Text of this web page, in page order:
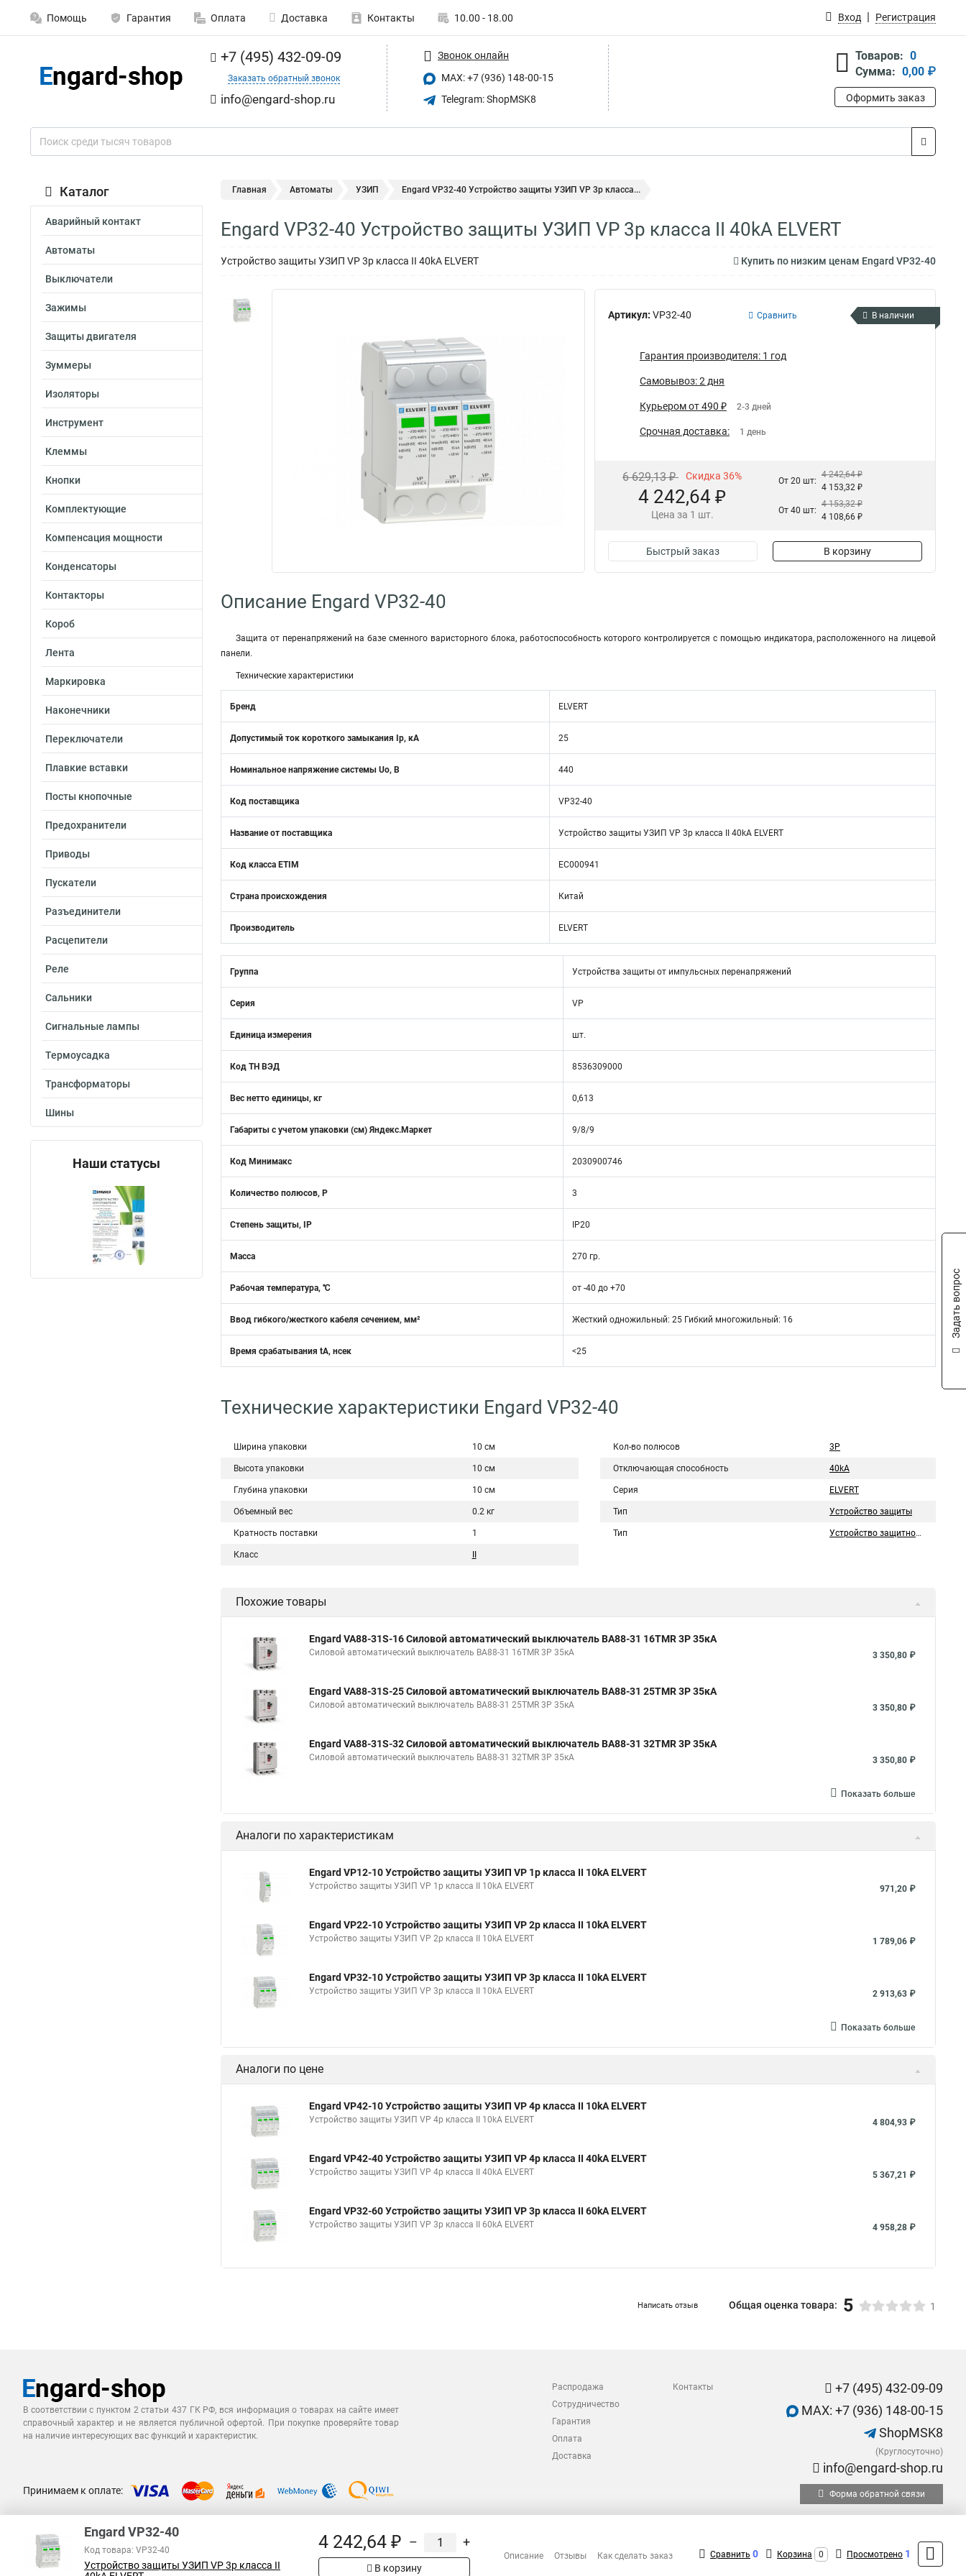
Помощь Гарантия Оплата Доставка Контакты 10.00 - 18.00 Вход Регистрация
+7 (495) 432-09-09
Заказать обратный звонок
info@engard-shop.ru
Звонок онлайн
MAX: +7 (936) 148-00-15
Telegram: ShopMSK8
Товаров: 0
Сумма: 0,00 ₽
Оформить заказ
Каталог
Аварийный контакт
Автоматы
Выключатели
Зажимы
Защиты двигателя
Зуммеры
Изоляторы
Инструмент
Клеммы
Кнопки
Комплектующие
Компенсация мощности
Конденсаторы
Контакторы
Короб
Лента
Маркировка
Наконечники
Переключатели
Плавкие вставки
Посты кнопочные
Предохранители
Приводы
Пускатели
Разъединители
Расцепители
Реле
Сальники
Сигнальные лампы
Термоусадка
Трансформаторы
Шины
Наши статусы
Главная Автоматы УЗИП Engard VP32-40 Устройство защиты УЗИП VP 3р класса...
Engard VP32-40 Устройство защиты УЗИП VP 3р класса II 40kA ELVERT
Устройство защиты УЗИП VP 3р класса II 40kA ELVERT Купить по низким ценам Engard VP32-40
Артикул: VP32-40 Сравнить В наличии
Гарантия производителя: 1 год
Самовывоз: 2 дня
Курьером от 490 ₽ 2-3 дней
Срочная доставка: 1 день
6 629,13 ₽ Скидка 36%
4 242,64 ₽
Цена за 1 шт.
От 20 шт:
4 242,64 ₽
4 153,32 ₽
От 40 шт:
4 153,32 ₽
4 108,66 ₽
Быстрый заказ В корзину
Описание Engard VP32-40
Защита от перенапряжений на базе сменного варисторного блока, работоспособность которого контролируется с помощью индикатора, расположенного на лицевой
панели.
Технические характеристики
Бренд ELVERT
Допустимый ток короткого замыкания Ip, кА 25
Номинальное напряжение системы Uo, В 440
Код поставщика VP32-40
Название от поставщика Устройство защиты УЗИП VP 3р класса II 40kA ELVERT
Код класса ETIM EC000941
Страна происхождения Китай
Производитель ELVERT
Группа Устройства защиты от импульсных перенапряжений
Серия VP
Единица измерения шт.
Код ТН ВЭД 8536309000
Вес нетто единицы, кг 0,613
Габариты с учетом упаковки (см) Яндекс.Маркет 9/8/9
Код Минимакс 2030900746
Количество полюсов, Р 3
Степень защиты, IP IP20
Масса 270 гр.
Рабочая температура, ℃ от -40 до +70
Ввод гибкого/жесткого кабеля сечением, мм² Жесткий одножильный: 25 Гибкий многожильный: 16
Время срабатывания tA, нсек <25
Технические характеристики Engard VP32-40
Ширина упаковки 10 см
Высота упаковки 10 см
Глубина упаковки 10 см
Объемный вес 0.2 кг
Кратность поставки 1
Класс
Кол-во полюсов 3P
Отключающая способность 40kA
Серия ELVERT
Тип Устройство защиты
Тип Устройство защитного отключения
Похожие товары
Engard VA88-31S-16 Силовой автоматический выключатель ВА88-31 16TMR 3P 35кА
Силовой автоматический выключатель ВА88-31 16TMR 3P 35кА 3 350,80 ₽
Engard VA88-31S-25 Силовой автоматический выключатель ВА88-31 25TMR 3P 35кА
Силовой автоматический выключатель ВА88-31 25TMR 3P 35кА 3 350,80 ₽
Engard VA88-31S-32 Силовой автоматический выключатель ВА88-31 32TMR 3P 35кА
Силовой автоматический выключатель ВА88-31 32TMR 3P 35кА 3 350,80 ₽
Показать больше
Аналоги по характеристикам
Engard VP12-10 Устройство защиты УЗИП VP 1p класса II 10kA ELVERT
Устройство защиты УЗИП VP 1p класса II 10kA ELVERT 971,20 ₽
Engard VP22-10 Устройство защиты УЗИП VP 2p класса II 10kA ELVERT
Устройство защиты УЗИП VP 2p класса II 10kA ELVERT 1 789,06 ₽
Engard VP32-10 Устройство защиты УЗИП VP 3р класса II 10kA ELVERT
Устройство защиты УЗИП VP 3р класса II 10kA ELVERT 2 913,63 ₽
Показать больше
Аналоги по цене
Engard VP42-10 Устройство защиты УЗИП VP 4p класса II 10kA ELVERT
Устройство защиты УЗИП VP 4p класса II 10kA ELVERT 4 804,93 ₽
Engard VP42-40 Устройство защиты УЗИП VP 4p класса II 40kA ELVERT
Устройство защиты УЗИП VP 4p класса II 40kA ELVERT 5 367,21 ₽
Engard VP32-60 Устройство защиты УЗИП VP 3р класса II 60kA ELVERT
Устройство защиты УЗИП VP 3р класса II 60kA ELVERT 4 958,28 ₽
Написать отзыв Общая оценка товара: 5 1
В соответствии с пунктом 2 статьи 437 ГК РФ, вся информация о товарах на сайте имеет
справочный характер и не является публичной офертой. При покупке проверяйте товар
на наличие интересующих вас функций и характеристик.
Распродажа
Сотрудничество
Гарантия
Оплата
Доставка
Контакты
+7 (495) 432-09-09
MAX: +7 (936) 148-00-15
ShopMSK8
(Круглосуточно)
info@engard-shop.ru
Принимаем к оплате: Форма обратной связи
Engard VP32-40
Код товара: VP32-40
Устройство защиты УЗИП VP 3р класса II
4 242,64 ₽ – +
В корзину
Описание Отзывы Как сделать заказ Сравнить 0 Корзина 0 Просмотрено 1
Задать вопрос